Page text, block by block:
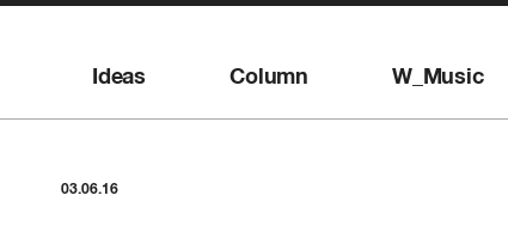
Ideas Column W_Music
03.06.16